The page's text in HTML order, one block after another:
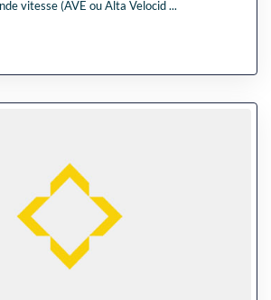
vitesse (AVE ou Alta Velocid...